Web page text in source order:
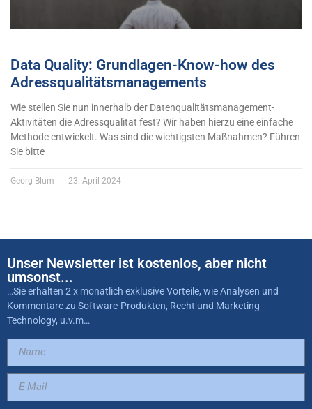
Data Quality: Grundlagen-Know-how des
Adressqualitätsmanagements
Wie stellen Sie nun innerhalb der Datenqualitätsmanagement-
Aktivitäten die Adressqualität fest? Wir haben hierzu eine einfache
Methode entwickelt. Was sind die wichtigsten Maßnahmen? Führen
Sie bitte
Georg Blum 23. April 2024
Unser Newsletter ist kostenlos, aber nicht
umsonst...
…Sie erhalten 2 x monatlich exklusive Vorteile, wie Analysen und
Kommentare zu Software-Produkten, Recht und Marketing
Technology, u.v.m…